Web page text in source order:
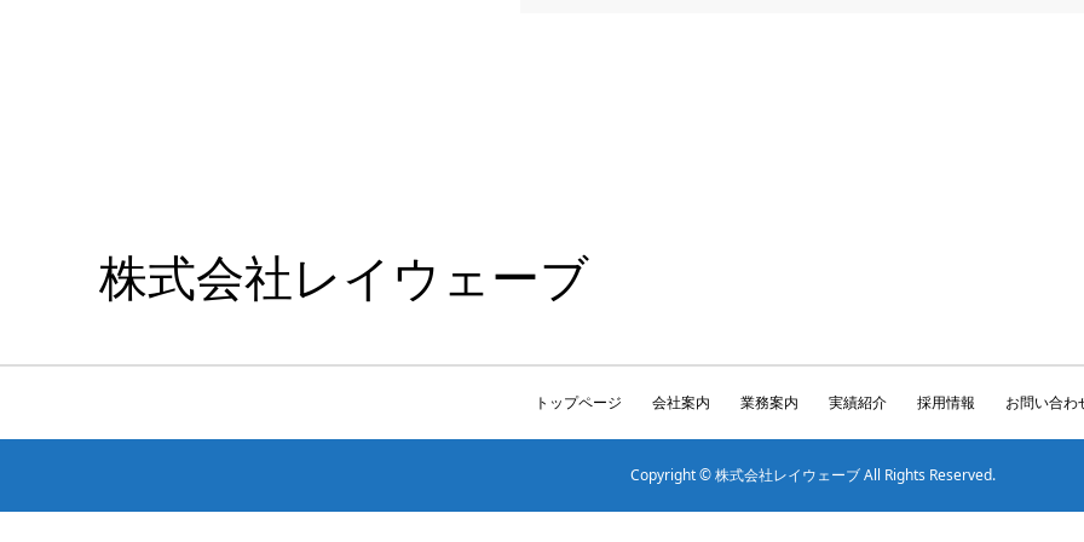
株式会社レイウェーブ
トップページ 会社案内 業務案内 実績紹介 採用情報 お問い合わ
Copyright © 株式会社レイウェーブ All Rights Reserved.